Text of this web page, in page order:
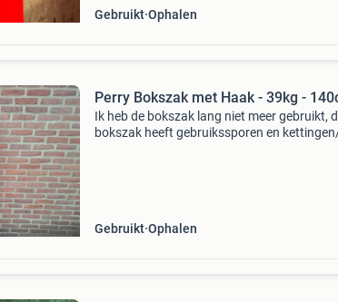
Gebruikt Ophalen
Perry Bokszak met Haak - 39kg -
Ik heb de bokszak lang niet meer gebruikt,
bokszak heeft gebruikssporen en
Gebruikt Ophalen